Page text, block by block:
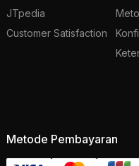
JTpedia
Customer Satisfaction
Metode Pembayaran